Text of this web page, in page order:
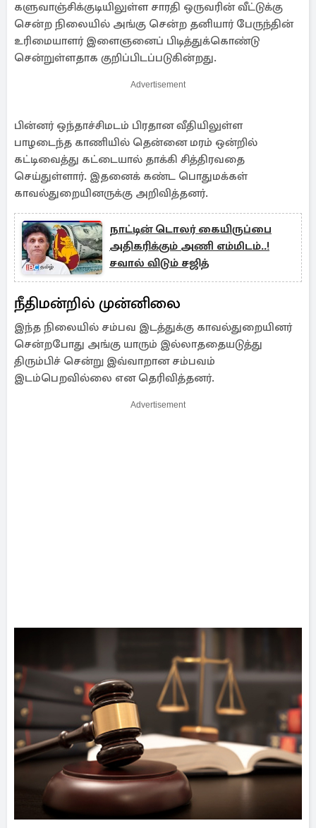
களுவாஞ்சிக்குடியிலுள்ள சாரதி ஒருவரின் வீட்டுக்கு
சென்ற நிலையில் அங்கு சென்ற தனியார் பேருந்தின்
உரிமையாளர் இளைஞனைப் பிடித்துக்கொண்டு
சென்றுள்ளதாக குறிப்பிடப்படுகின்றது.
Advertisement
பின்னர் ஒந்தாச்சிமடம் பிரதான வீதியிலுள்ள
பாழடைந்த காணியில் தென்னை மரம் ஒன்றில்
கட்டிவைத்து கட்டையால் தாக்கி சித்திரவதை
செய்துள்ளார். இதனைக் கண்ட பொதுமக்கள்
காவல்துறையினருக்கு அறிவித்தனர்.
நாட்டின் டொலர் கையிருப்பை
அதிகரிக்கும் அணி எம்மிடம்..!
சவால் விடும் சஜித்
நீதிமன்றில் முன்னிலை
இந்த நிலையில் சம்பவ இடத்துக்கு காவல்துறையினர்
சென்றபோது அங்கு யாரும் இல்லாததையடுத்து
திரும்பிச் சென்று இவ்வாறான சம்பவம்
இடம்பெறவில்லை என தெரிவித்தனர்.
Advertisement